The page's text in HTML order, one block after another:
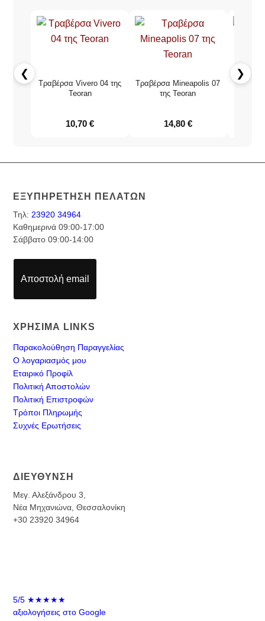
❮
Τραβέρσα Vivero 04 της
Teoran
10,70€
Τραβέρσα Mineapolis 07
της Teoran
14,80 €
❯
ΕΞΥΠΗΡΕΤΗΣΗ ΠΕΛΑΤΩΝ
Τηλ: 23920 34964
Καθημερινά 09:00-17:00
Σάββατο 09:00-14:00
Αποστολή email
ΧΡΗΣΙΜΑ LINKS
Παρακολούθηση Παραγγελίας
Ο λογαριασμός μου
Εταιρικό Προφίλ
Πολιτική Αποστολών
Πολιτική Επιστροφών
Τρόποι Πληρωμής
Συχνές Ερωτήσεις
ΔΙΕΥΘΥΝΣΗ
Μεγ. Αλεξάνδρου 3,
Νέα Μηχανιώνα, Θεσσαλονίκη
+30 23920 34964
5/5 ★★★★★
αξιολογήσεις στο Google